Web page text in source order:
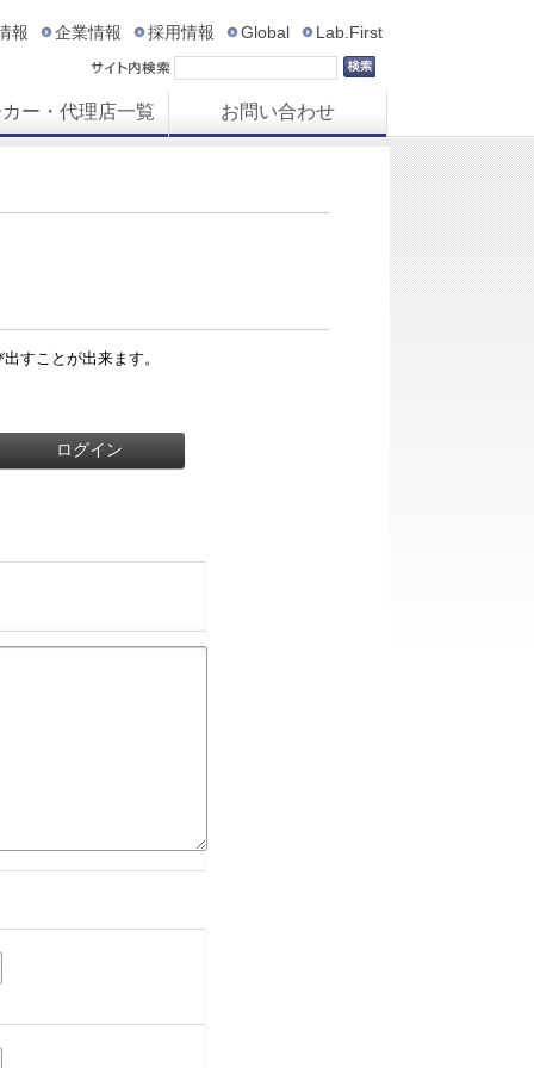
報 企業情報 採用情報 Global Lab.First
カー・代理店一覧 お問い合わせ
すことが出来ます。